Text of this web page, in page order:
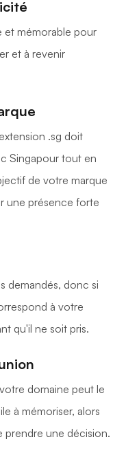
et mémorable pour
et à revenir
.sg doit
Singapour tout en
de votre marque
une présence forte
demandés, donc si
à votre
qu'il ne soit pris.
domaine peut le
à mémoriser, alors
prendre une décision.